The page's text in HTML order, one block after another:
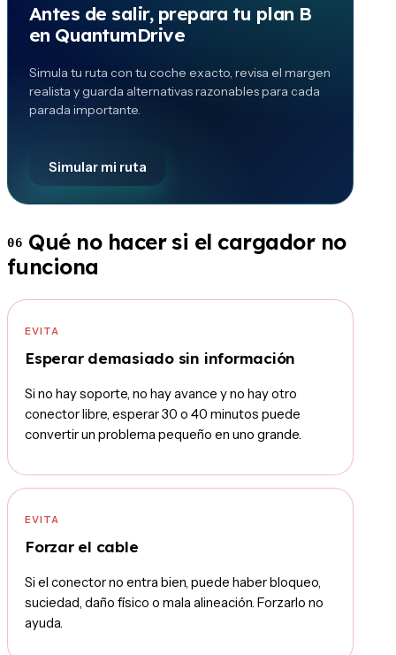
Antes de salir, prepara tu plan B
en QuantumDrive
Simula tu ruta con tu coche exacto, revisa el margen
realista y guarda alternativas razonables para cada
parada importante.
Simular mi ruta
06 Qué no hacer si el cargador no
funciona
EVITA
Esperar demasiado sin información
Si no hay soporte, no hay avance y no hay otro
conector libre, esperar 30 o 40 minutos puede
convertir un problema pequeño en uno grande.
EVITA
Forzar el cable
Si el conector no entra bien, puede haber bloqueo,
suciedad, daño físico o mala alineación. Forzarlo no
ayuda.